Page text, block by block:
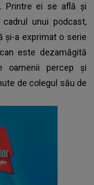
Printre ei se află și
unui podcast,
și-a exprimat o serie
este dezamăgită
oamenii percep şi
de colegul său de